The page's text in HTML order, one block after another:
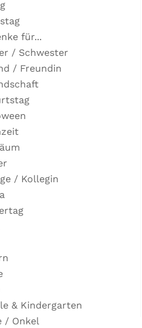
für...
/ Schwester
/ Freundin
/ Kollegin
& Kindergarten
/ Onkel